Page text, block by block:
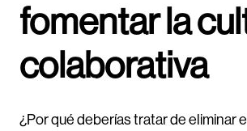
fomentar la
colaborativa
¿Por qué deberías tratar de eliminar